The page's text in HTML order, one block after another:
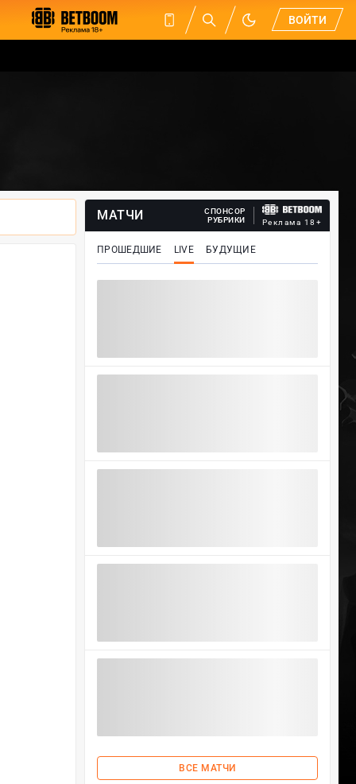
ВОЙТИ
МАТЧИ
СПОНСОР
РУБРИКИ
Реклама 18+
ПРОШЕДШИЕ LIVE БУДУЩИЕ
ВСЕ МАТЧИ